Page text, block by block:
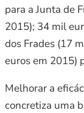
para a Junta de
2015); 34 mil
dos Frades (17
euros em 2015)
Melhorar a
concretiza uma